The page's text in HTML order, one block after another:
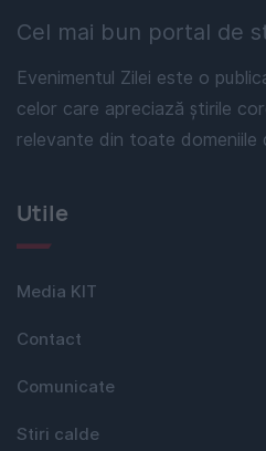
Cel mai bun portal de
Evenimentul Zilei este o
celor care apreciază știrile
relevante din toate
Utile
Media KIT
Contact
Comunicate
Stiri calde